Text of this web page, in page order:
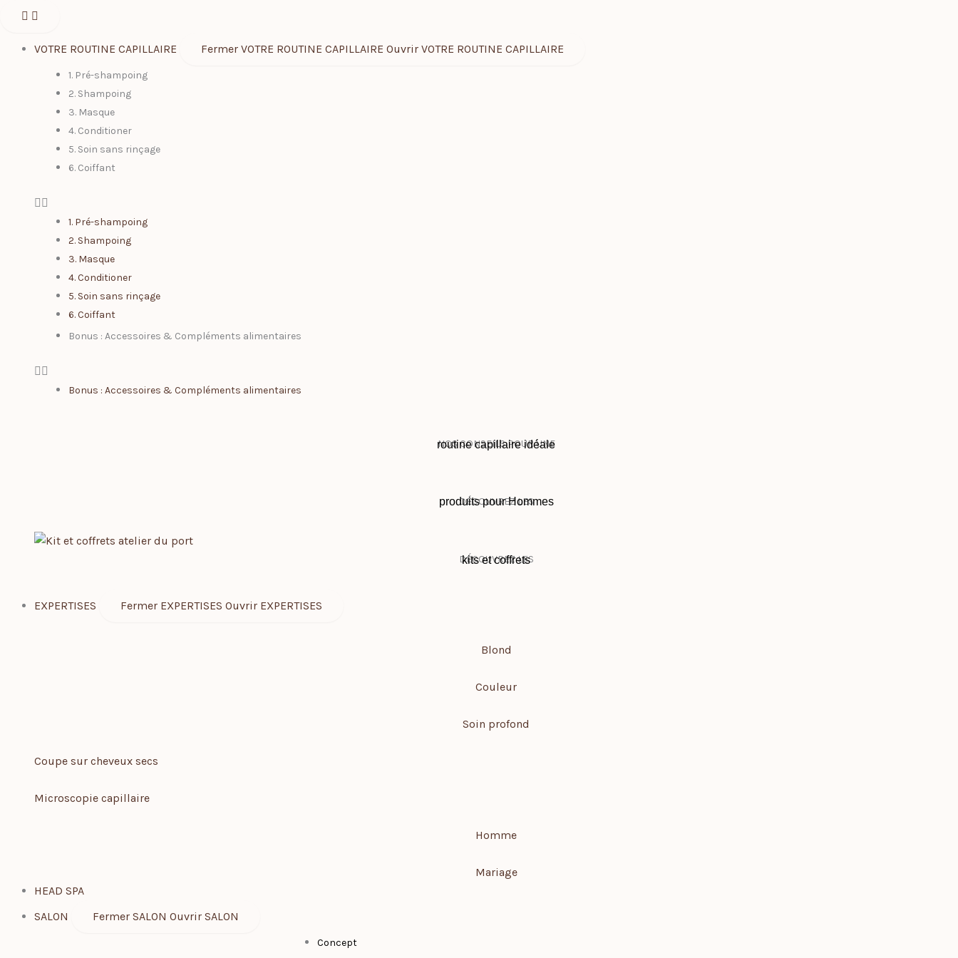
Aller
contenuVOTRE ROUTINE CAPILLAIRE Fermer VOTRE ROUTINE CAPILLAIRE Ouvrir VOTRE ROUTINE CAPILLAIRE
1. Pré-shampoing
2. Shampoing
3. Masque
4. Conditioner
5. Soin sans rinçage
6. Coiffant
1. Pré-shampoing
2. Shampoing
3. Masque
4. Conditioner
5. Soin sans rinçage
6. Coiffant
Bonus : Accessoires & Compléments alimentaires
Bonus : Accessoires & Compléments alimentaires
NOS CONSEILS POUR UNE
routine capillaire idéale
DÉCOUVREZ LES
produits pour Hommes
DÉCOUVREZ LES
kits et coffrets
EXPERTISES Fermer EXPERTISES Ouvrir EXPERTISES
Blond
Couleur
Soin profond
Coupe sur cheveux secs
Microscopie capillaire
Homme
Mariage
HEAD SPA
SALON
Fermer SALON Ouvrir SALON
Concept